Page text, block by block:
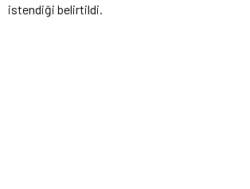
istendiği belirtildi.